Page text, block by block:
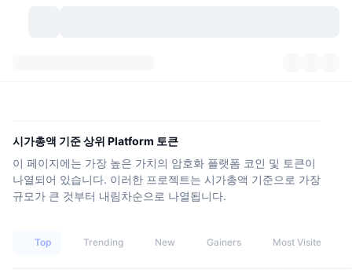
카테고리
과거 스냅샷
토큰 락업 해제
시장 개요
현물 시장
가상자산 수
시그널 New
요즘 핫한 종목
새로운
거래소
중앙화 거래소
스팟
커뮤니티
피드
시가총액 기준 상위 Platform 토큰
이 페이지에는 가장 높은 가치의 암호화 플랫폼 코인 및 토큰이
나열되어 있습니다. 이러한 프로젝트는 시가총액 기준으로 가장
규모가 큰 것부터 내림차순으로 나열됩니다.
Top Trending New Gainers Most Visited